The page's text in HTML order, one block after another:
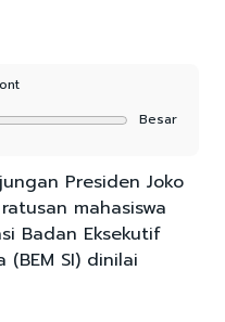
Besar
Presiden Joko
mahasiswa
Badan Eksekutif
(BEM SI) dinilai